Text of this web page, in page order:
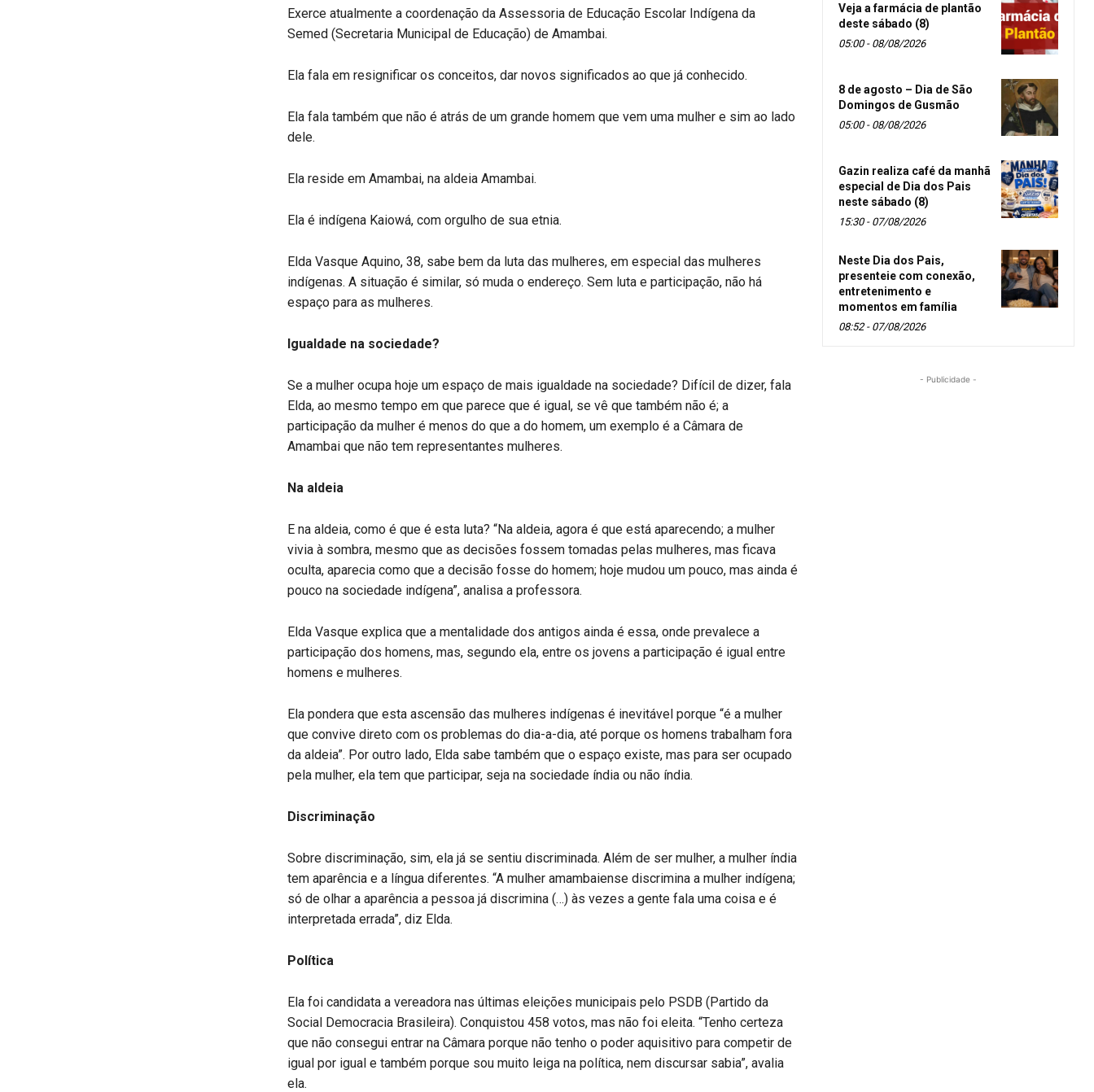
Exerce atualmente a coordenação da Assessoria de Educação Escolar Indígena da
Semed (Secretaria Municipal de Educação) de Amambai.
Ela fala em resignificar os conceitos, dar novos significados ao que já conhecido.
Ela fala também que não é atrás de um grande homem que vem uma mulher e sim ao lado
dele.
Ela reside em Amambai, na aldeia Amambai.
Ela é indígena Kaiowá, com orgulho de sua etnia.
Elda Vasque Aquino, 38, sabe bem da luta das mulheres, em especial das mulheres
indígenas. A situação é similar, só muda o endereço. Sem luta e participação, não há
espaço para as mulheres.
Igualdade na sociedade?
Se a mulher ocupa hoje um espaço de mais igualdade na sociedade? Difícil de dizer, fala
Elda, ao mesmo tempo em que parece que é igual, se vê que também não é; a
participação da mulher é menos do que a do homem, um exemplo é a Câmara de
Amambai que não tem representantes mulheres.
Na aldeia
E na aldeia, como é que é esta luta? “Na aldeia, agora é que está aparecendo; a mulher
vivia à sombra, mesmo que as decisões fossem tomadas pelas mulheres, mas ficava
oculta, aparecia como que a decisão fosse do homem; hoje mudou um pouco, mas ainda é
pouco na sociedade indígena”, analisa a professora.
Elda Vasque explica que a mentalidade dos antigos ainda é essa, onde prevalece a
participação dos homens, mas, segundo ela, entre os jovens a participação é igual entre
homens e mulheres.
Ela pondera que esta ascensão das mulheres indígenas é inevitável porque “é a mulher
que convive direto com os problemas do dia-a-dia, até porque os homens trabalham fora
da aldeia”. Por outro lado, Elda sabe também que o espaço existe, mas para ser ocupado
pela mulher, ela tem que participar, seja na sociedade índia ou não índia.
Discriminação
Sobre discriminação, sim, ela já se sentiu discriminada. Além de ser mulher, a mulher índia
tem aparência e a língua diferentes. “A mulher amambaiense discrimina a mulher indígena;
só de olhar a aparência a pessoa já discrimina (…) às vezes a gente fala uma coisa e é
interpretada errada”, diz Elda.
Política
Ela foi candidata a vereadora nas últimas eleições municipais pelo PSDB (Partido da
Social Democracia Brasileira). Conquistou 458 votos, mas não foi eleita. “Tenho certeza
que não consegui entrar na Câmara porque não tenho o poder aquisitivo para competir de
igual por igual e também porque sou muito leiga na política, nem discursar sabia”, avalia
ela.
Veja a farmácia de plantão
deste sábado (8)
05:00 - 08/08/2026
8 de agosto – Dia de São
Domingos de Gusmão
05:00 - 08/08/2026
Gazin realiza café da manhã
especial de Dia dos Pais
neste sábado (8)
15:30 - 07/08/2026
Neste Dia dos Pais,
presenteie com conexão,
entretenimento e
momentos em família
08:52 - 07/08/2026
- Publicidade -